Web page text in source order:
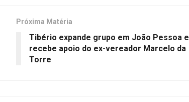
Próxima Matéria
Tibério expande grupo em João Pessoa e
recebe apoio do ex-vereador Marcelo da
Torre